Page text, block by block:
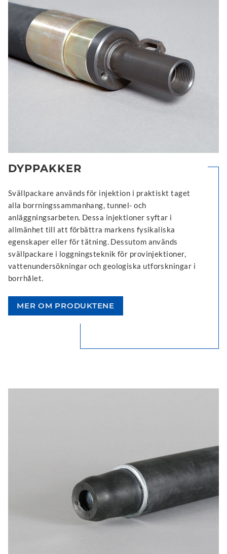
DYPPAKKER
Svällpackare används för injektion i praktiskt taget
alla borrningssammanhang, tunnel- och
anläggningsarbeten. Dessa injektioner syftar i
allmänhet till att förbättra markens fysikaliska
egenskaper eller för tätning. Dessutom används
svällpackare i loggningsteknik för provinjektioner,
vattenundersökningar och geologiska utforskningar i
borrhålet.
MER OM PRODUKTENE